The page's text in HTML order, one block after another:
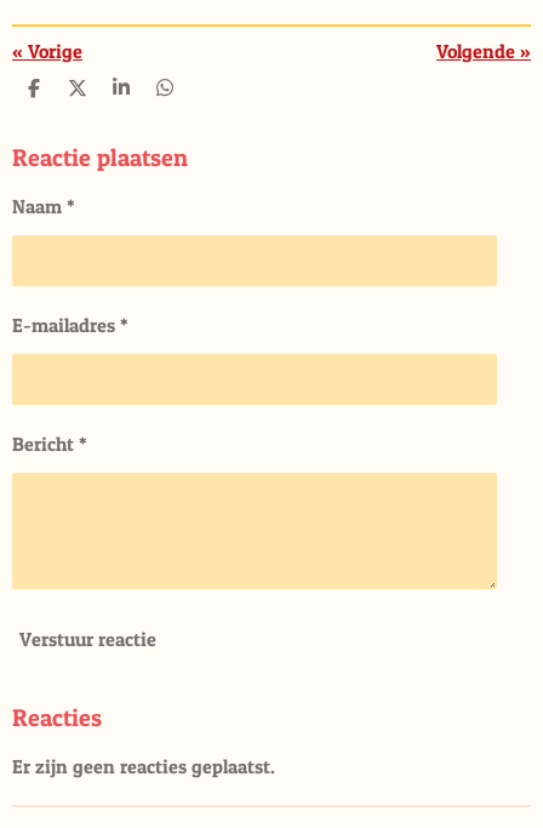
« Vorige Volgende »
D
e
n
D
l
S
r
e
D
e
n
Reactie plaatsen
Naam *
E-mailadres *
Bericht *
Verstuur reactie
Reacties
Er zijn geen reacties geplaatst.